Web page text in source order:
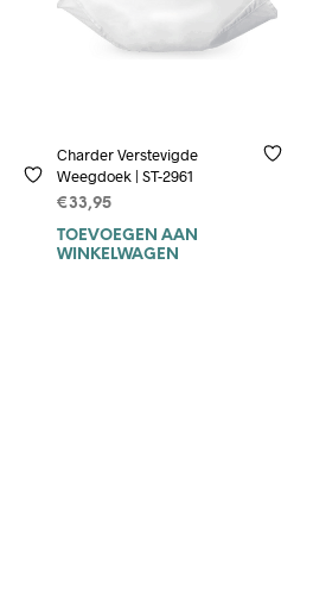
Charder Verstevigde
Weegdoek | ST-2961
€33,95
TOEVOEGEN AAN
WINKELWAGEN